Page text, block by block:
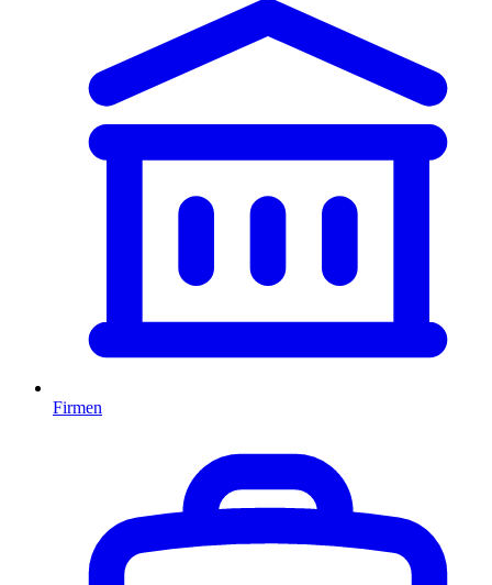
Firmen